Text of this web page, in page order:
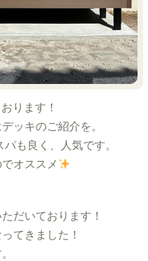
ります！
ッキのご紹介を。
も良く、人気です。
オススメ
だいております！
てきました！